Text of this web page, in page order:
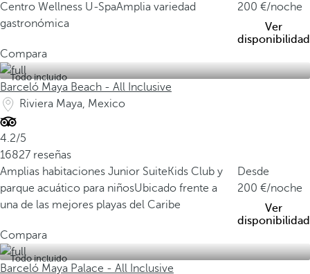
Centro Wellness U-SpaAmplia variedad
gastronómica
200
/noche
Ver
disponibilidad
Compara
Todo incluido
Barceló Maya Beach - All Inclusive
Riviera Maya, Mexico
4.2/5
16827 reseñas
Amplias habitaciones Junior SuiteKids Club y
parque acuático para niñosUbicado frente a
una de las mejores playas del Caribe
Desde
200
/noche
Ver
disponibilidad
Compara
Todo incluido
Barceló Maya Palace - All Inclusive